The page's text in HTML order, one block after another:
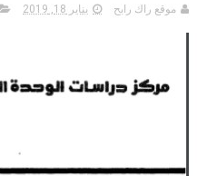
موقع راك رابح يناير 18, 2019